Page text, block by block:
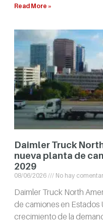
Read More »
Daimler Truck
nueva planta de
2029
08/06/2026 No hay
Daimler Truck North
de camiones en Estados
crecimiento de la